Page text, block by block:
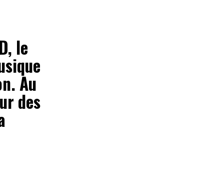
le
Au
des